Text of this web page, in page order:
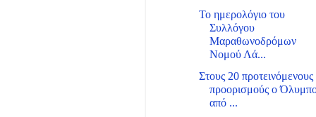
Το ημερολόγιο του
Συλλόγου
Μαραθωνοδρόμων
Νομού Λά...
Στους 20 προτεινόμενους
προορισμούς ο
από ...